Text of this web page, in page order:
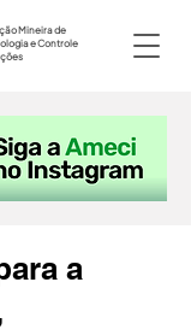
Mineira de
e Controle
a